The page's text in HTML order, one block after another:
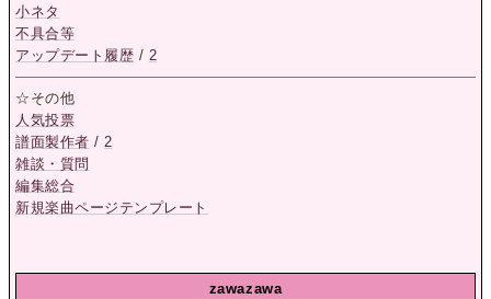
小ネタ
不具合等
アップデート履歴 / 2
☆その他
人気投票
譜面製作者 /2
雑談・質問
編集総合
新規楽曲ページテンプレート
zawazawa